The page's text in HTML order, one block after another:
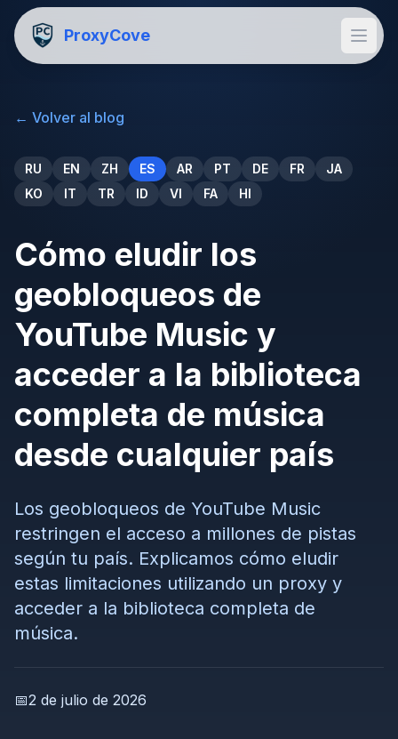
ProxyCove
← Volver al blog
RU EN ZH ES AR PT DE FR
JA
KO
IT TR ID VI FA HI
Cómo eludir los
geobloqueos de
YouTube Music y
acceder a la biblioteca
completa de música
desde cualquier país
Los geobloqueos de YouTube Music
restringen el acceso a millones de pistas
según tu país. Explicamos cómo eludir
estas limitaciones utilizando un proxy y
acceder a la biblioteca completa de
música.
📅2 de julio de 2026